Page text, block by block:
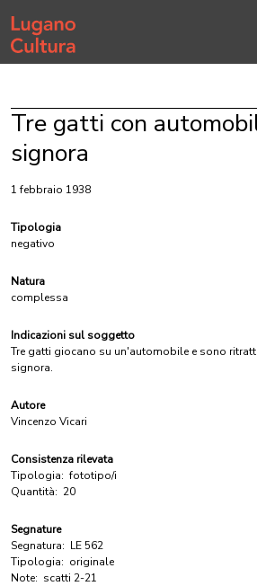
Home page
Tre gatti con
signora
1 febbraio 1938
Tipologia
negativo
Natura
complessa
Indicazioni sul soggetto
Tre gatti giocano su un'automobile e sono
signora.
Autore
Vincenzo Vicari
Consistenza rilevata
Tipologia: fototipo/i
Quantità: 20
Segnature
Segnatura: LE 562
Tipologia: originale
Note: scatti 2-21